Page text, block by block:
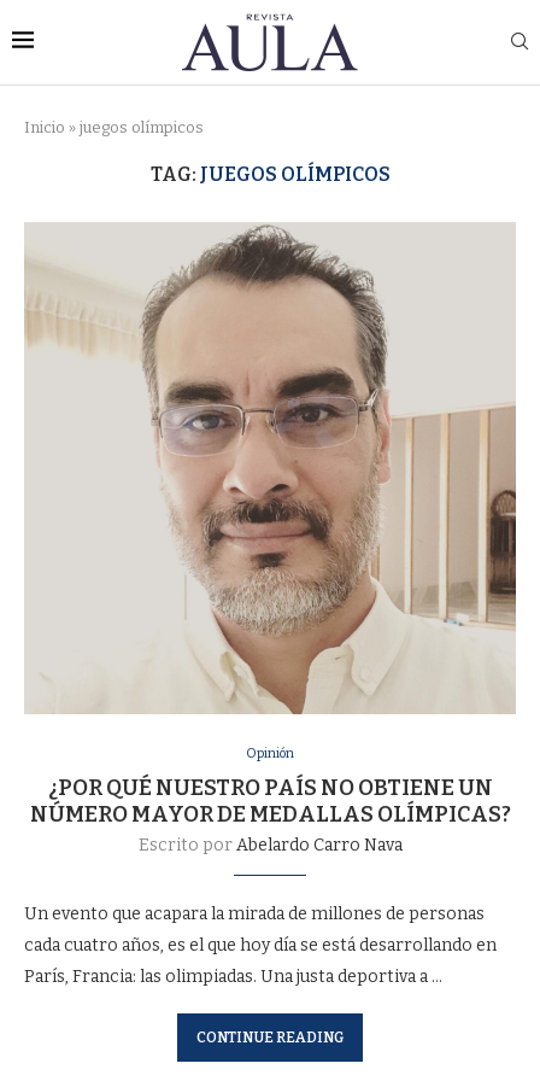
Inicio » juegos olímpicos
TAG: JUEGOS OLÍMPICOS
Opinión
¿POR QUÉ NUESTRO PAÍS NO OBTIENE UN
NÚMERO MAYOR DE MEDALLAS OLÍMPICAS?
Escrito porAbelardo Carro Nava
Un evento que acapara la mirada de millones de personas
cada cuatro años, es el que hoy día se está desarrollando en
París, Francia: las olimpiadas. Una justa deportiva a …
CONTINUE READING